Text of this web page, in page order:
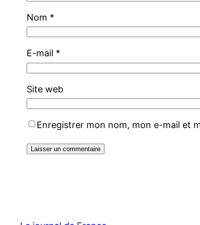
Nom *
E-mail *
Site web
Enregistrer mon nom, mon e-mail et